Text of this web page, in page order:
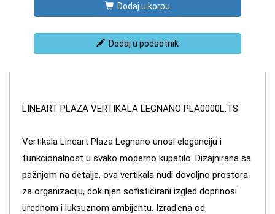
Dodaj u korpu
Dodaj u podsetnik
LINEART PLAZA VERTIKALA LEGNANO PLA0000L.TS
Vertikala Lineart Plaza Legnano unosi eleganciju i
funkcionalnost u svako moderno kupatilo. Dizajnirana sa
pažnjom na detalje, ova vertikala nudi dovoljno prostora
za organizaciju, dok njen sofisticirani izgled doprinosi
urednom i luksuznom ambijentu. Izrađena od